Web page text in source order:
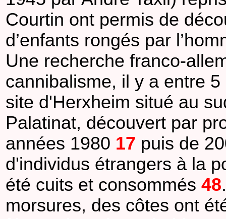
Courtin ont permis de
d’enfants rongés par
Une recherche franco-
cannibalisme, il y a entre
site d'Herxheim situé au
Palatinat, découvert par
années 1980 17 puis de
d'individus étrangers à la
été cuits et consommés 48
morsures, des côtes ont